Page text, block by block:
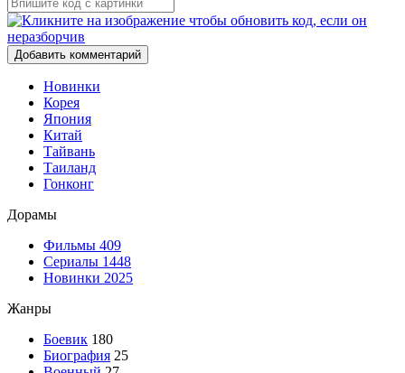
Добавить комментарий
Новинки
Корея
Япония
Китай
Тайвань
Таиланд
Гонконг
Дорамы
Фильмы 409
Сериалы 1448
Новинки 2025
Жанры
Боевик 180
Биография 25